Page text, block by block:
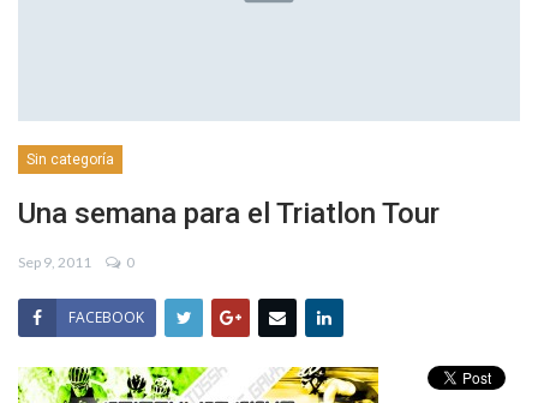
Sin categoría
Una semana para el Triatlon Tour
Sep 9, 2011 0
FACEBOOK